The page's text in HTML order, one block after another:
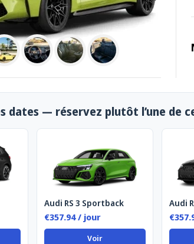
dates — réservez plutôt l’une de
Audi RS 3 Sportback
€357.94 / jour
Voir
Audi